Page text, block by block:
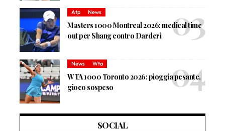
Atp News
Masters 1000 Montreal 2026: medical time
out per Shang contro Darderi
News Wta
WTA 1000 Toronto 2026: pioggia pesante,
gioco sospeso
SOCIAL